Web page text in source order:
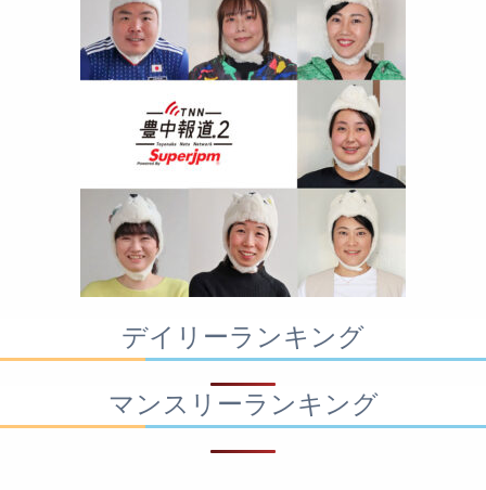
デイリーランキング
マンスリーランキング